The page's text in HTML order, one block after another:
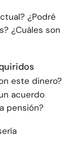
¿Podré
¿Cuáles son
este dinero?
acuerdo
pensión?